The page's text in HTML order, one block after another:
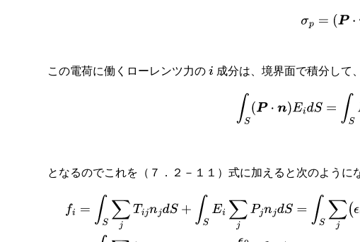
7.3 −1 σp (
この電荷に働くローレンツ力のi 成分は、境界面で積分して、
( 7.3 −2)∫ S( P⋅n) Eid S=
となるのでこれを（７．２－１１）式に加えると次のように
fi= S∑ Ti nj dS +∫SEi∑ P nj S= S∑j( ϵ0 Ei Ej−ϵ 02E 2 ij)njdS